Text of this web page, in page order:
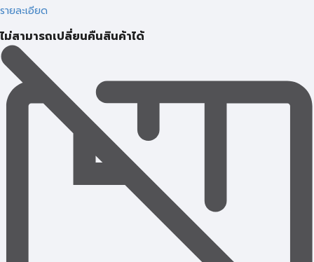
รายละเอียด
ไม่สามารถเปลี่ยนคืนสินค้าได้